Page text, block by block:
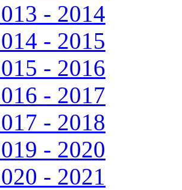
- 2014
- 2015
- 2016
- 2017
- 2018
- 2020
- 2021